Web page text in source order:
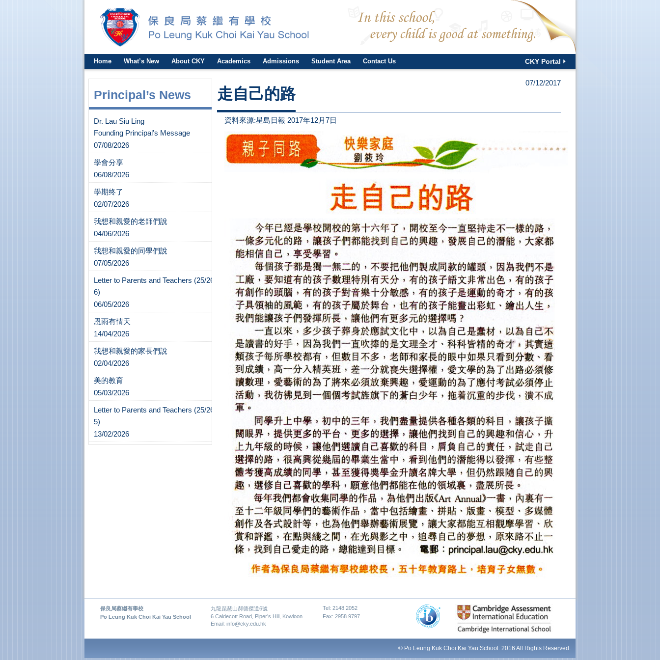
Home What’s New About CKY Academics Admissions Student Area Contact Us CKY Portal
Principal’s News
Dr. Lau Siu Ling
Founding Principal's Message
07/08/2026
學會分享
06/08/2026
學期终了
02/07/2026
我想和親愛的老師們說
04/06/2026
我想和親愛的同學們說
07/05/2026
Letter to Parents and Teachers (25/26-
6)
06/05/2026
恩雨有情天
14/04/2026
我想和親愛的家長們說
02/04/2026
美的教育
05/03/2026
Letter to Parents and Teachers (25/26-
5)
13/02/2026
走自己的路
07/12/2017
資料來源:星島日報 2017年12月7日
保良局蔡繼有學校 九龍琵琶山郝德傑道6號
Tel: 2148 2052
Po Leung Kuk Choi Kai Yau School
6 Caldecott Road, Piper’s Hill, Kowloon
Fax: 2958 9797
Email: info@cky.edu.hk
© Po Leung Kuk Choi Kai Yau School. 2016 All Rights Reserved.